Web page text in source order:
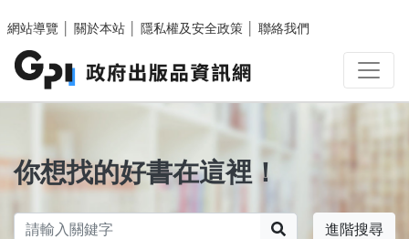
網站導覽
關於本站 隱私權及安全政策 聯絡我們
你想找的好書在這裡！
進階搜尋